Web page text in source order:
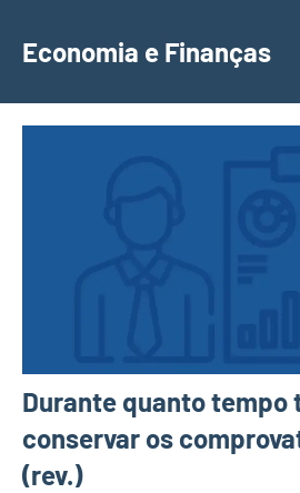
para
conteúdo
Economia e Finanças
Depósitos
Durante quanto tempo
conservar os
(rev.)